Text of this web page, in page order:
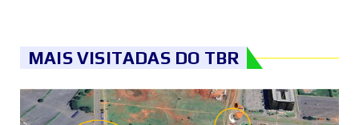
MAIS VISITADAS DO TBR